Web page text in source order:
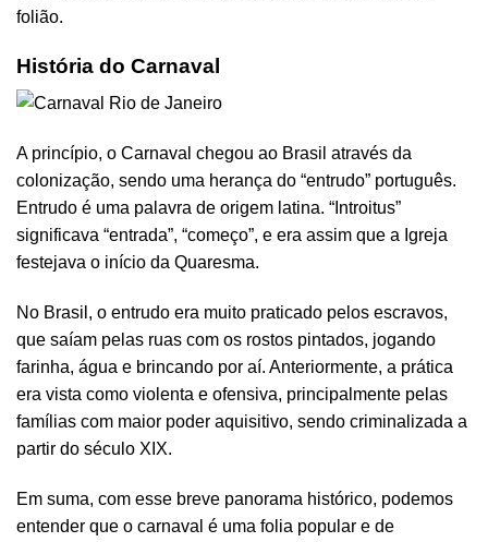
folião.
História do Carnaval
A princípio, o Carnaval chegou ao Brasil através da
colonização, sendo uma herança do “entrudo” português.
Entrudo é uma palavra de origem latina. “Introitus”
significava “entrada”, “começo”, e era assim que a Igreja
festejava o início da Quaresma.
No Brasil, o entrudo era muito praticado pelos escravos,
que saíam pelas ruas com os rostos pintados, jogando
farinha, água e brincando por aí. Anteriormente, a prática
era vista como violenta e ofensiva, principalmente pelas
famílias com maior poder aquisitivo, sendo criminalizada a
partir do século XIX.
Em suma, com esse breve panorama histórico, podemos
entender que o carnaval é uma folia popular e de